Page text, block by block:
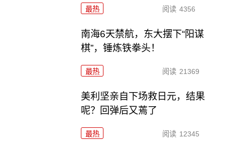
最热 阅读 4356
南海6天禁航，东大摆下“阳谋
棋”，锤炼铁拳头！
最热 阅读 21369
美利坚亲自下场救日元，结果
呢？回弹后又蔫了
最热 阅读 12345